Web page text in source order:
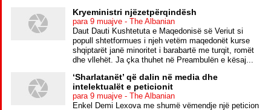
Kryeministri njëzetpërqindësh
para 9 muajve - The Albanian
Daut Dauti Kushtetuta e Maqedonisë së Veriut si
popull shtetformues i njeh vetëm maqedonët kurse
shqiptarët janë minoritet i barabartë me turqit, romët
dhe vllehët. Ja çka thuhet në Preambulën e kësaj...
‘Sharlatanët’ që dalin në media dhe
intelektualët e peticionit
para 9 muajve - The Albanian
Enkel Demi Lexova me shumë vëmendje një peticion